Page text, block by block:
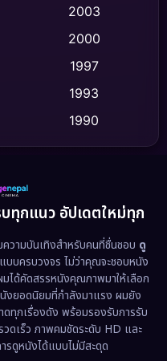
(10)
(75)
(13)
(5)
(93)
(1,486)
(17)
2003
2000
1997
1993
1990
1986
1974
ทุกแนว อัปเดตใหม่ทุก
วามบันเทิงสำหรับคนที่ชื่นชอบ ดู
แบบครบวงจร ไม่ว่าคุณจะชอบหนัง
ได้คัดสรรหนังคุณภาพมาให้เลือก
งยอดนิยมที่กำลังมาแรง ผมยัง
ทุกเรื่องดัง พร้อมรองรับการรับ
ดเร็ว ภาพคมชัดระดับ HD และ
ดูหนังได้แบบไม่มีสะดุด